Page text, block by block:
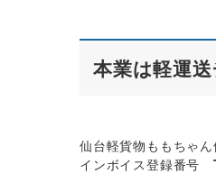
本業は軽運
仙台軽貨物ももちゃん
インボイス登録番号